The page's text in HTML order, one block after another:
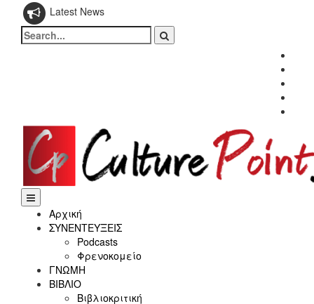
Latest News
Search
for:
Αρχική
ΣΥΝΕΝΤΕΥΞΕΙΣ
Podcasts
Φρενοκομείο
ΓΝΩΜΗ
ΒΙΒΛΙΟ
Βιβλιοκριτική